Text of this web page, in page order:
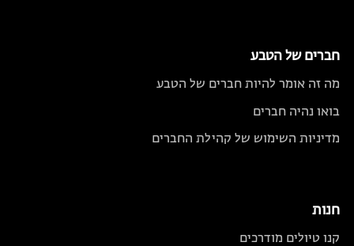
חברים של הטבע
מה זה אומר להיות חברים של הטבע
בואו נהיה חברים
מדיניות השימוש של קהילת החברים
חנות
קנו טיולים מודרכים